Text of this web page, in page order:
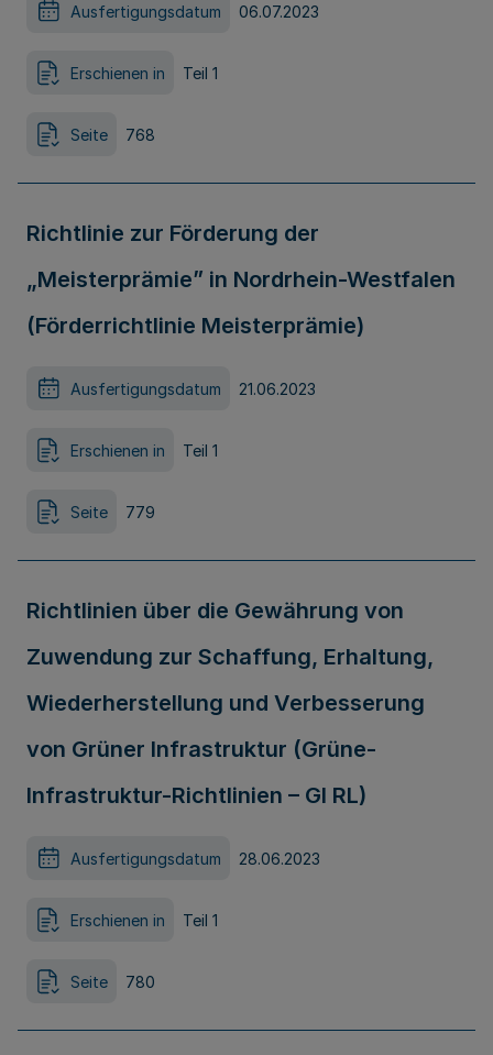
Ausfertigungsdatum 06.07.2023
Erschienen in Teil 1
Seite 768
Richtlinie zur Förderung der
„Meisterprämie” in Nordrhein-Westfalen
(Förderrichtlinie Meisterprämie)
Ausfertigungsdatum 21.06.2023
Erschienen in Teil 1
Seite 779
Richtlinien über die Gewährung von
Zuwendung zur Schaffung, Erhaltung,
Wiederherstellung und Verbesserung
von Grüner Infrastruktur (Grüne-
Infrastruktur-Richtlinien – GI RL)
Ausfertigungsdatum 28.06.2023
Erschienen in Teil 1
Seite 780